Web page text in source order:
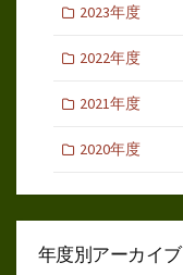
2023年度
2022年度
2021年度
2020年度
年度別アーカイブ